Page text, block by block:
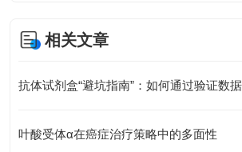
相关文章
叶酸受体α在癌症治疗策略中的多面性